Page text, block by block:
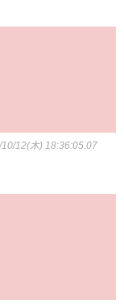
10/12(木) 18:36:05.07